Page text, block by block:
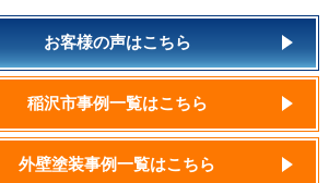
お客様の声はこちら
稲沢市事例一覧はこちら
外壁塗装事例一覧はこちら